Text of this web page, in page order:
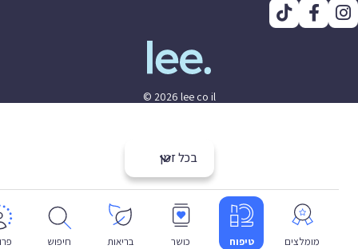
בכל זמן
© 2026 lee co il
מומלצים טיפוח בריאות חיפוש פרופיל